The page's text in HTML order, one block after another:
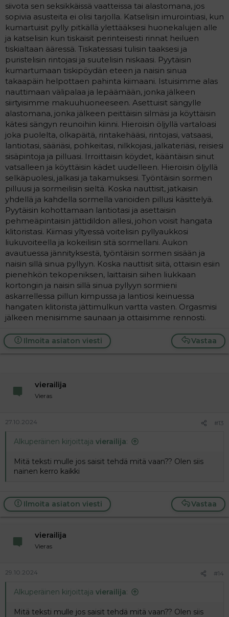
siivota sen seksikkäissä vaatteissa tai alastomana, jos
sopivia asusteita ei olisi tarjolla. Katselisin imurointiasi, kun
kumartuisit pylly pitkällä ylettääksesi huonekalujen alle
ja katselisin kun tiskaisit perinteisesti rinnat heiluen
tiskialtaan ääressä. Tiskatessasi tulisin taaksesi ja
puristelisin rintojasi ja suutelisin niskaasi. Pyytäisin
kumartumaan tiskipöydän eteen ja naisin sinua
takaapäin helpottaen pahinta kiimaani. Istuisimme alas
nauttimaan välipalaa ja lepäämään, jonka jälkeen
siirtyisimme makuuhuoneeseen. Asettuisit sängylle
alastomana, jonka jälkeen peittäisin silmäsi ja köyttäisin
kätesi sängyn reunoihin kiinni. Hieroisin öljyllä vartaloasi
joka puolelta, olkapäitä, rintakehääsi, rintojasi, vatsaasi,
lantiotasi, sääriäsi, pohkeitasi, nilkkojasi, jalkateriäsi, reisiesi
sisäpintoja ja pilluasi. Irroittaisin köydet, kääntäisin sinut
vatsalleen ja köyttäisin kädet uudelleen. Hieroisin öljyllä
selkäpuolesi, jalkasi ja takamuksesi. Työntäisin sormen
pilluusi ja sormeilisin sieltä. Koska nauttisit, jatkaisin
yhdellä ja kahdella sormella varioiden pillusi käsittelyä.
Pyytäisin kohottamaan lantiotasi ja asettaisin
pehmeäpintaisin jättidildon allesi, johon voisit hangata
klitoristasi. Kiimasi yltyessä voitelisin pyllyaukkosi
liukuvoiteella ja kokeilisin sitä sormellani. Aukon
avautuessa jännityksestä, työntäisin sormen sisään ja
naisin sillä sinua pyllyyn. Koska nauttisit siitä, ottaisin esiin
pienehkön tekopeniksen, laittaisin siihen liukkaan
kortongin ja naisin sillä sinua pyllyyn sormieni
askarrellessa pillun kimpussa ja lantiosi keinuessa
hangaten klitorista jättimulkun vartta vasten. Orgasmisi
jälkeen menisimme saunaan ja ottaisimme rennosti.
Vastaa
Ilmoita asiaton viesti
vierailija
Vieras
27.10.2024 #13
Alkuperäinen kirjoittaja vierailija:
Mitä teksti mulle jos saisit tehdä mitä vaan?? Olen siis
nainen kerro kaikki
Vastaa
Ilmoita asiaton viesti
vierailija
Vieras
29.10.2024 #14
Alkuperäinen kirjoittaja vierailija:
Mitä teksti mulle jos saisit tehdä mitä vaan?? Olen siis